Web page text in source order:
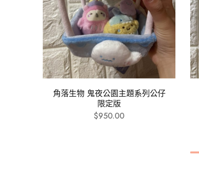
角落生物 鬼夜公園主題系列公仔
限定版
$950.00